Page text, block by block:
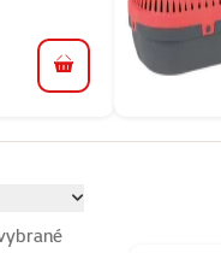
do košíku